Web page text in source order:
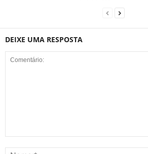
DEIXE UMA RESPOSTA